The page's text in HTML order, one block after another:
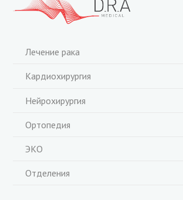
Лечение рака
Кардиохирургия
Нейрохирургия
Ортопедия
ЭКО
Отделения